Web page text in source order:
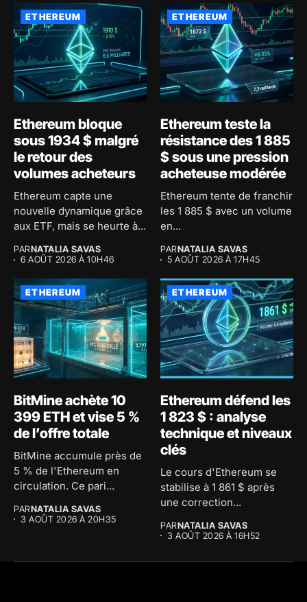
ETHEREUM
Ethereum bloque
sous 1934 $ malgré
le retour des
volumes acheteurs
Ethereum capte une
nouvelle dynamique grâce
aux ETF, mais se heurte à...
PARNATALIA SAVAS
6 AOÛT 2026 À 10H46
ETHEREUM
Ethereum teste la
résistance des 1 885
$ sous une pression
acheteuse modérée
Ethereum tente de franchir
les 1 885 $ avec un volume
en...
PARNATALIA SAVAS
5 AOÛT 2026 À 17H45
ETHEREUM
BitMine achète 10
399 ETH et vise 5 %
de l’offre totale
BitMine accumule près de
5 % de l'Ethereum en
circulation. Ce pari...
PARNATALIA SAVAS
3 AOÛT 2026 À 20H35
ETHEREUM
Ethereum défend les
1 823 $ : analyse
technique et niveaux
clés
Le cours d'Ethereum se
stabilise à 1 861 $ après
une correction...
PARNATALIA SAVAS
3 AOÛT 2026 À 16H52